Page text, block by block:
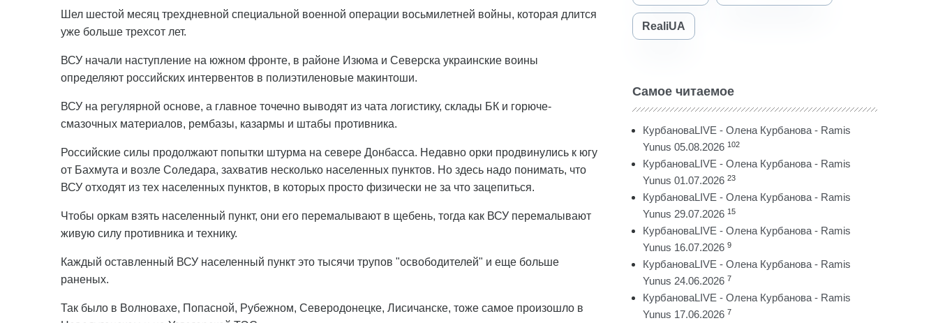
Шел шестой месяц трехдневной специальной военной операции восьмилетней войны, которая длится
уже больше трехсот лет.
ВСУ начали наступление на южном фронте, в районе Изюма и Северска украинские воины
определяют российских интервентов в полиэтиленовые макинтоши.
ВСУ на регулярной основе, а главное точечно выводят из чата логистику, склады БК и горюче-
смазочных материалов, рембазы, казармы и штабы противника.
Российские силы продолжают попытки штурма на севере Донбасса. Недавно орки продвинулись к югу
от Бахмута и возле Соледара, захватив несколько населенных пунктов. Но здесь надо понимать, что
ВСУ отходят из тех населенных пунктов, в которых просто физически не за что зацепиться.
Чтобы оркам взять населенный пункт, они его перемалывают в щебень, тогда как ВСУ перемалывают
живую силу противника и технику.
Каждый оставленный ВСУ населенный пункт это тысячи трупов "освободителей" и еще больше
раненых.
Так было в Волновахе, Попасной, Рубежном, Северодонецке, Лисичанске, тоже самое произошло в
RealiUA
Самое читаемое
КурбановаLIVE - Олена Курбанова - Ramis
Yunus 05.08.2026 102
КурбановаLIVE - Олена Курбанова - Ramis
Yunus 01.07.2026 23
КурбановаLIVE - Олена Курбанова - Ramis
Yunus 29.07.2026 15
КурбановаLIVE - Олена Курбанова - Ramis
Yunus 16.07.2026 9
КурбановаLIVE - Олена Курбанова - Ramis
Yunus 24.06.2026 7
КурбановаLIVE - Олена Курбанова - Ramis
Yunus 17.06.2026 7